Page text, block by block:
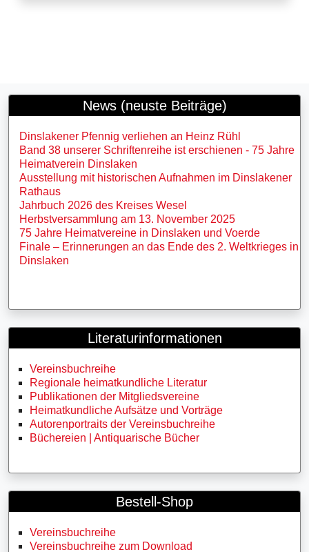
News (neuste Beiträge)
Dinslakener Pfennig verliehen an Heinz Rühl
Band 38 unserer Schriftenreihe ist erschienen - 75 Jahre
Heimatverein Dinslaken
Ausstellung mit historischen Aufnahmen im Dinslakener
Rathaus
Jahrbuch 2026 des Kreises Wesel
Herbstversammlung am 13. November 2025
75 Jahre Heimatvereine in Dinslaken und Voerde
Finale – Erinnerungen an das Ende des 2. Weltkrieges in
Dinslaken
Literaturinformationen
Vereinsbuchreihe
Regionale heimatkundliche Literatur
Publikationen der Mitgliedsvereine
Heimatkundliche Aufsätze und Vorträge
Autorenportraits der Vereinsbuchreihe
Büchereien | Antiquarische Bücher
Bestell-Shop
Vereinsbuchreihe
Vereinsbuchreihe zum Download